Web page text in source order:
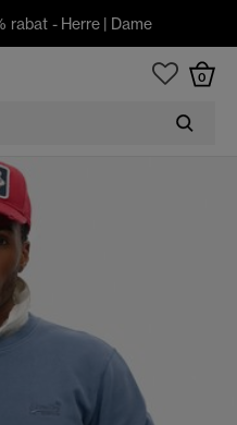
rabat - Herre | Dame
0